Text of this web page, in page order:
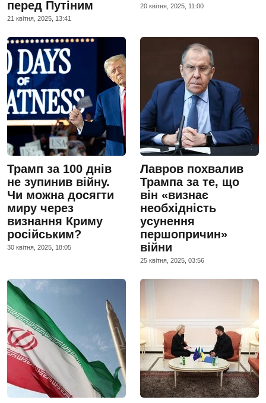
перед Путіним
21 квiтня, 2025, 13:41
20 квiтня, 2025, 11:00
Трамп за 100 днів
не зупинив війну.
Чи можна досягти
миру через
визнання Криму
російським?
30 квiтня, 2025, 18:05
Лавров похвалив
Трампа за те, що
він «визнає
необхідність
усунення
першопричин»
війни
25 квiтня, 2025, 03:56